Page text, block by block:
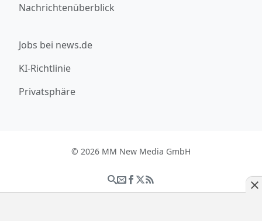
Nachrichtenüberblick
Jobs bei news.de
KI-Richtlinie
Privatsphäre
© 2026 MM New Media GmbH